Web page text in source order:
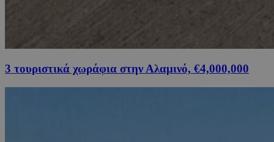
3 τουριστικά χωράφια στην Αλαμινό, €4,000,000